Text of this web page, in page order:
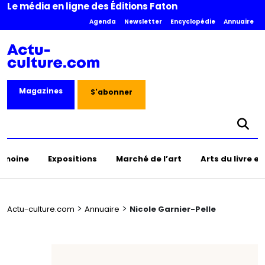
Le média en ligne des Éditions Faton
Agenda Newsletter Encyclopédie Annuaire
Magazines S'abonner
Expositions Marché de l’art Arts du livre
Actu-culture.com > Annuaire > Nicole Garnier-Pelle